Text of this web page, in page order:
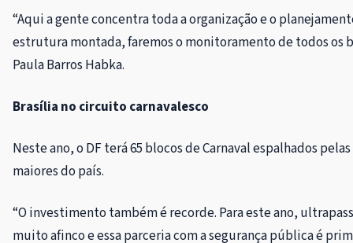
“Aqui a gente concentra toda a organização e o
estrutura montada, faremos o monitoramento de todos os
Paula Barros Habka.
Brasília no circuito carnavalesco
Neste ano, o DF terá 65 blocos de Carnaval espalhados
maiores do país.
“O investimento também é recorde. Para este ano,
muito afinco e essa parceria com a segurança pública é